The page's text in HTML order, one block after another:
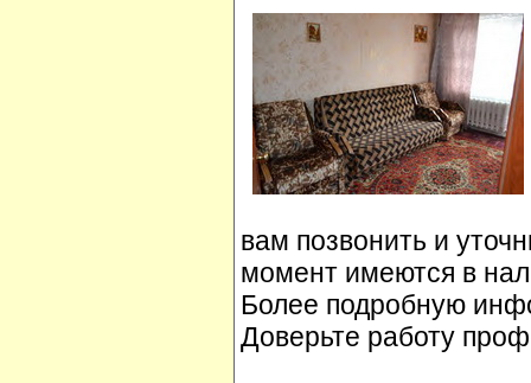
вам позвонить и
момент имеются в
Более подробную
Доверьте работу